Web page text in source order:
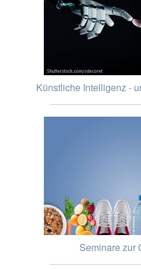
Künstliche Intelligenz -
Seminare zur